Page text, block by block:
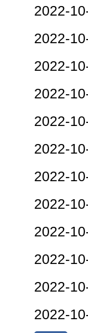
2022-
2022-
2022-
2022-
2022-
2022-
2022-
2022-
2022-
2022-
2022-
2022-